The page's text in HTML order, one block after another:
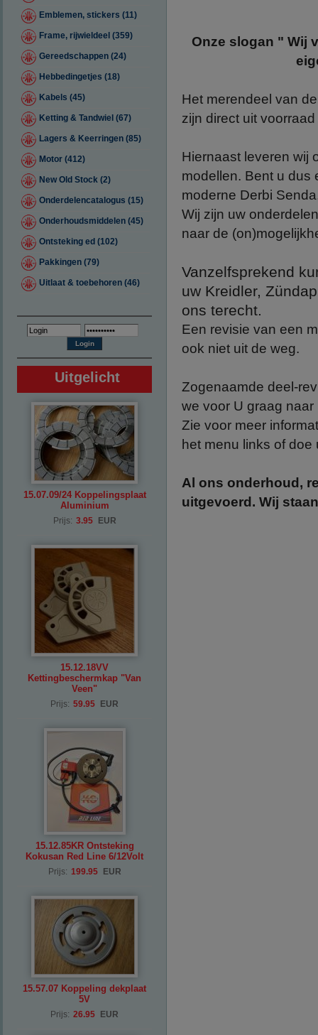
Emblemen, stickers (11)
Frame, rijwieldeel (359)
Gereedschappen (24)
Hebbedingetjes (18)
Kabels (45)
Ketting & Tandwiel (67)
Lagers & Keerringen (85)
Motor (412)
New Old Stock (2)
Onderdelencatalogus (15)
Onderhoudsmiddelen (45)
Ontsteking ed (102)
Pakkingen (79)
Uitlaat & toebehoren (46)
Uitgelicht
15.07.09/24 Koppelingsplaat
Aluminium
Prijs: 3.95 EUR
15.12.18VV
Kettingbeschermkap "Van
Veen"
Prijs: 59.95 EUR
15.12.85KR Ontsteking
Kokusan Red Line 6/12Volt
Prijs: 199.95 EUR
15.57.07 Koppeling dekplaat
5V
Prijs: 26.95 EUR
Onze slogan " Wij
Het merendeel van
zijn direct uit
Hiernaast leveren wij
modellen. Bent u dus
moderne Derbi
Wij zijn uw
naar de
Vanzelfsprekend
uw Kreidler,
ons terecht.
Een revisie van een
ook niet uit de weg.
Zogenaamde deel-
we voor U graag naar
Zie voor meer
het menu links of doe
Al ons onderhoud,
uitgevoerd. Wij